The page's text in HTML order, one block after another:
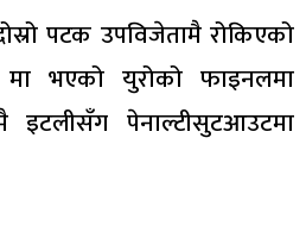
पटक उपविजेतामै रोकिएको
भएको युरोको फाइनलमा
इटलीसँग पेनाल्टीसुटआउटमा